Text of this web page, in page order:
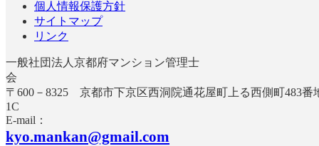
個人情報保護方針
サイトマップ
リンク
一般社団法人京都府マンション管理士
〒600－8325 京都市下京区西洞院通花屋町上る西側町483番
E-mail：
kyo.mankan@gmail.com